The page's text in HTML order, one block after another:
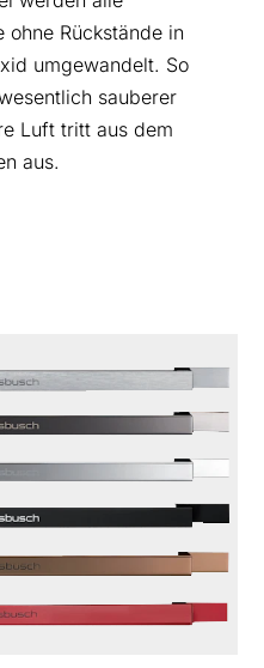
ohne Rückstände in
umgewandelt. So
sauberer
Luft tritt aus dem
aus.